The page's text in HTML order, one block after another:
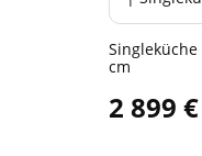
cm
2 899 €